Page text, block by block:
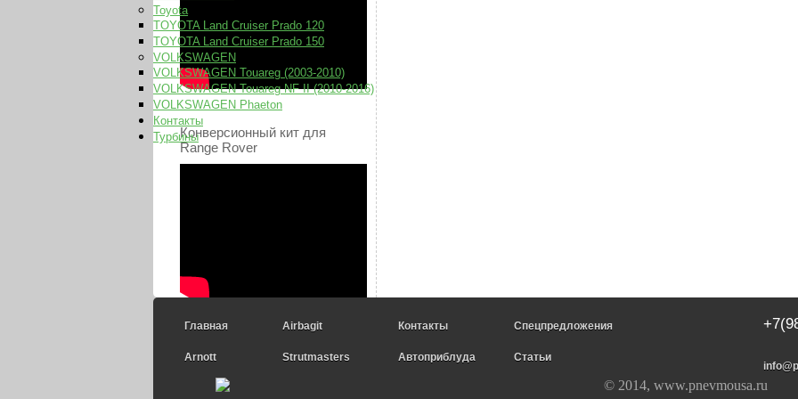
Toyota
TOYOTA Land Cruiser Prado 120
TOYOTA Land Cruiser Prado 150
VOLKSWAGEN
VOLKSWAGEN Touareg (2003-2010)
VOLKSWAGEN Touareg NF II (2010-2016)
VOLKSWAGEN Phaeton
Контакты
ТурбиныКонверсионный кит для
Range Rover
Главная Airbagit Контакты Спецпредложения
Arnott Strutmasters Автоприблуда Статьи
© 2014, www.pnevmousa.ru